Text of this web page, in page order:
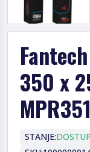
350 x
STANJE: